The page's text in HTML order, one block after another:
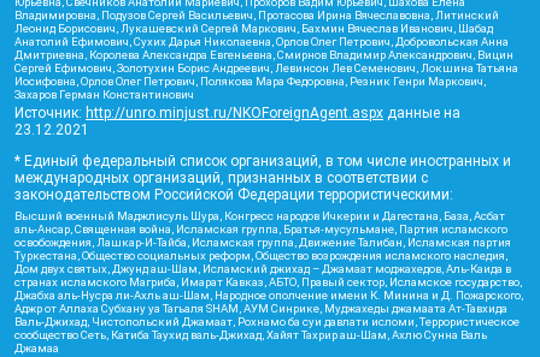
Владимировна, Подузов Сергей Васильевич, Протасова Ирина Вячеславовна, Литинский
Леонид Борисович, Лукашевский Сергей Маркович, Бахмин Вячеслав Иванович, Шабад
Анатолий Ефимович, Сухих Дарья Николаевна, Орлов Олег Петрович, Добровольская Анна
Дмитриевна, Королева Александра Евгеньевна, Смирнов Владимир Александрович, Вицин
Сергей Ефимович, Золотухин Борис Андреевич, Левинсон Лев Семенович, Локшина Татьяна
Иосифовна, Орлов Олег Петрович, Полякова Мара Федоровна, Резник Генри Маркович,
Захаров Герман Константинович
Источник: http://unro.minjust.ru/NKOForeignAgent.aspx данные на
23.12.2021
* Единый федеральный список организаций, в том числе иностранных и
международных организаций, признанных в соответствии с
законодательством Российской Федерации террористическими:
Высший военный Маджлисуль Шура, Конгресс народов Ичкерии и Дагестана, База, Асбат
аль-Ансар, Священная война, Исламская группа, Братья-мусульмане, Партия исламского
освобождения, Лашкар-И-Тайба, Исламская группа, Движение Талибан, Исламская партия
Туркестана, Общество социальных реформ, Общество возрождения исламского наследия,
Дом двух святых, Джунд аш-Шам, Исламский джихад – Джамаат моджахедов, Аль-Каида в
странах исламского Магриба, Имарат Кавказ, АБТО, Правый сектор, Исламское государство,
Джабха аль-Нусра ли-Ахль аш-Шам, Народное ополчение имени К. Минина и Д. Пожарского,
Аджр от Аллаха Субхану уа Тагьаля SHAM, АУМ Синрике, Муджахеды джамаата Ат-Тавхида
Валь-Джихад, Чистопольский Джамаат, Рохнамо ба суи давлати исломи, Террористическое
сообщество Сеть, Катиба Таухид валь-Джихад, Хайят Тахрир аш-Шам, Ахлю Сунна Валь
Джамаа